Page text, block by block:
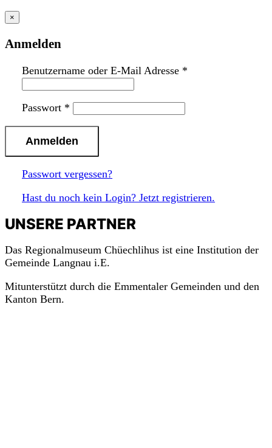
m
a
c
h
×
Anmelden
Benutzername oder E-Mail Adresse *
Passwort *
Passwort vergessen?
Hast du noch kein Login? Jetzt registrieren.
UNSERE PARTNER
Das Regionalmuseum Chüechlihus ist eine Institution der
Gemeinde Langnau i.E.
Mitunterstützt durch die Emmentaler Gemeinden und den
Kanton Bern.